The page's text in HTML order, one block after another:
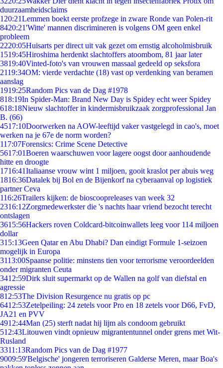
duurzaamheidsclaims
1 20:21Lemmen boekt eerste profzege in zware Ronde van Polen-rit
8420:21'Witte' mannen discrimineren is volgens OM geen enkel
probleem
2220:05Huisarts per direct uit vak gezet om ernstig alcoholmisbruik
1519:45Hiroshima herdenkt slachtoffers atoombom, 81 jaar later
3819:40Vinted-foto's van vrouwen massaal gedeeld op seksfora
2119:34OM: vierde verdachte (18) vast op verdenking van beramen
aanslag
1919:25Random Pics van de Dag #1978
818:19In Spider-Man: Brand New Day is Spidey echt weer Spidey
618:18Nieuw slachtoffer in kindermisbruikzaak zorgprofessional Jan
B. (66)
4517:10Doorwerken na AOW-leeftijd vaker vastgelegd in cao's, moet
werken na je 67e de norm worden?
117:07Forensics: Crime Scene Detective
5617:01Boeren waarschuwen voor lagere oogst door aanhoudende
hitte en droogte
1716:41Italiaanse vrouw wint 1 miljoen, gooit kraslot per abuis weg
1816:36Datalek bij Bol en de Bijenkorf na cyberaanval op logistiek
partner Ceva
116:26Trailers kijken: de bioscoopreleases van week 32
2316:12Zorgmedewerkster die 's nachts haar vriend bezocht terecht
ontslagen
3615:56Hackers roven Coldcard-bitcoinwallets leeg voor 114 miljoen
dollar
315:13Geen Qatar en Abu Dhabi? Dan eindigt Formule 1-seizoen
mogelijk in Europa
3113:00Spaanse politie: minstens tien voor terrorisme veroordeelden
onder migranten Ceuta
3412:59Dirk sluit supermarkt op de Wallen na golf van diefstal en
agressie
812:53The Division Resurgence nu gratis op pc
6412:53Zetelpeiling: 24 zetels voor Pro en 18 zetels voor D66, FvD,
JA21 en PVV
4912:44Man (25) sterft nadat hij lijm als condoom gebruikt
512:43Litouwen vindt opnieuw migrantentunnel onder grens met Wit-
Rusland
3311:13Random Pics van de Dag #1977
9009:59'Belgische' jongeren terroriseren Galderse Meren, maar Boa's